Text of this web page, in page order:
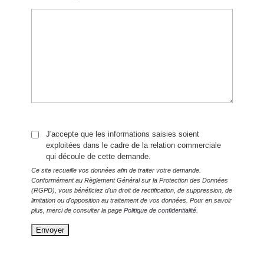
J'accepte que les informations saisies soient
exploitées dans le cadre de la relation commerciale
qui découle de cette demande.
Ce site recueille vos données afin de traiter votre demande.
Conformément au Règlement Général sur la Protection des Données
(RGPD), vous bénéficiez d'un droit de rectification, de suppression, de
limitation ou d'opposition au traitement de vos données. Pour en savoir
plus, merci de consulter la pagePolitique de confidentialité.